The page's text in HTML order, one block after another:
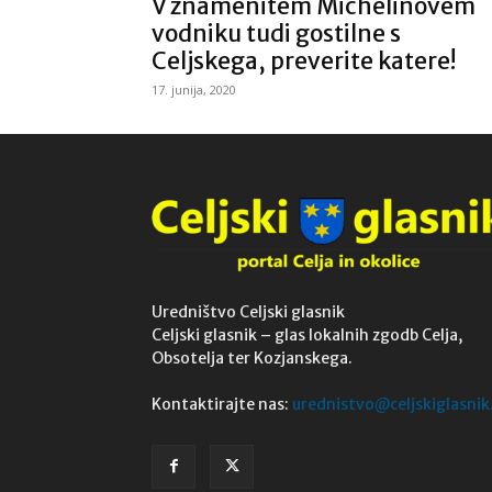
V znamenitem Michelinovem
vodniku tudi gostilne s
Celjskega, preverite katere!
17. junija, 2020
Uredništvo Celjski glasnik
Celjski glasnik – glas lokalnih zgodb Celja,
Obsotelja ter Kozjanskega.
Kontaktirajte nas: